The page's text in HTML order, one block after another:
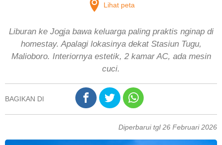
Lihat peta
Liburan ke Jogja bawa keluarga paling praktis nginap di
homestay. Apalagi lokasinya dekat Stasiun Tugu,
Malioboro. Interiornya estetik, 2 kamar AC, ada mesin
cuci.
BAGIKAN DI
Diperbarui tgl 26 Februari 2026